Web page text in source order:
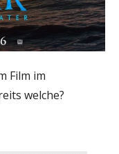
Film im
welche?